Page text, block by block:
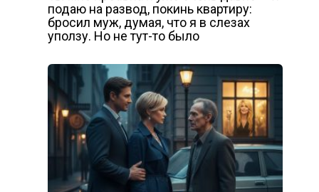
подаю на развод, покинь квартиру:
бросил муж, думая, что я в слезах
уползу. Но не тут-то было